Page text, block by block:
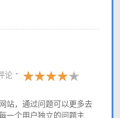
论
站，通过问题可以更多去
一个用户独立的问题主